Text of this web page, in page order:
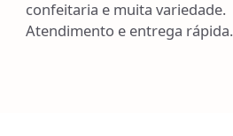
confeitaria e muita variedade.
Atendimento e entrega rápida.